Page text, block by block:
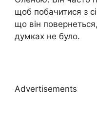
щоб побачитися з
що він
думках не було.
Advertisements